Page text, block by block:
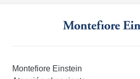
Montefiore Einstein